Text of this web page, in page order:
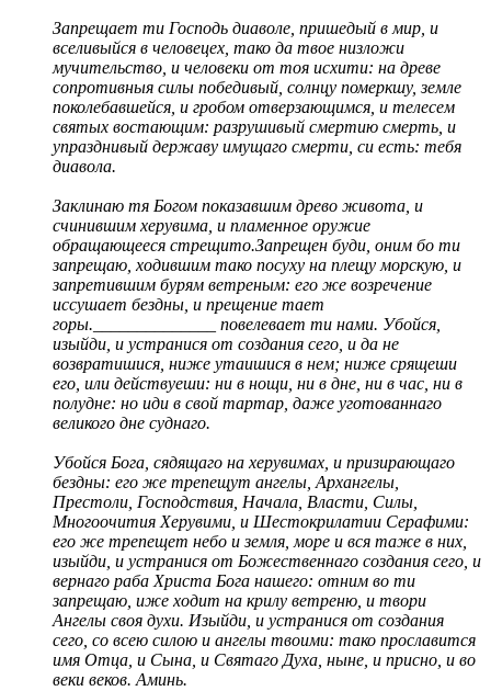
Запрещает ти Господь диаволе, пришедый в мир, и
вселивыйся в человецех, тако да твое низложи
мучительство, и человеки от тоя исхити: на древе
сопротивныя силы победивый, солнцу померкшу, земле
поколебавшейся, и гробом отверзающимся, и телесем
святых востающим: разрушивый смертию смерть, и
упразднивый державу имущаго смерти, си есть: тебя
диавола.
Заклинаю тя Богом показавшим древо живота, и
счинившим херувима, и пламенное оружие
обращающееся стрещито.Запрещен буди, оним бо ти
запрещаю, ходившим тако посуху на плещу морскую, и
запретившим бурям ветреным: его же возречение
иссушает бездны, и прещение тает
горы.______________ повелевает ти нами. Убойся,
изыйди, и устранися от создания сего, и да не
возвратишися, ниже утаишися в нем; ниже срящеши
его, или действуеши: ни в нощи, ни в дне, ни в час, ни в
полудне: но иди в свой тартар, даже уготованнаго
великого дне суднаго.
Убойся Бога, сядящаго на херувимах, и призирающаго
бездны: его же трепещут ангелы, Архангелы,
Престоли, Господствия, Начала, Власти, Силы,
Многоочития Херувими, и Шестокрилатии Серафими:
его же трепещет небо и земля, море и вся таже в них,
изыйди, и устранися от Божественнаго создания сего, и
вернаго раба Христа Бога нашего: отним во ти
запрещаю, иже ходит на крилу ветреню, и твори
Ангелы своя духи. Изыйди, и устранися от создания
сего, со всею силою и ангелы твоими: тако прославится
имя Отца, и Сына, и Святаго Духа, ныне, и присно, и во
веки веков. Аминь.